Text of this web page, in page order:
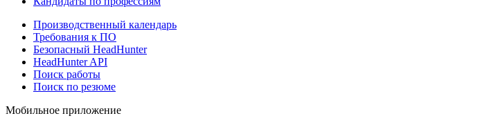
Производственный календарь
Требования к ПО
Безопасный HeadHunter
HeadHunter API
Поиск работы
Поиск по резюме
Мобильное приложение